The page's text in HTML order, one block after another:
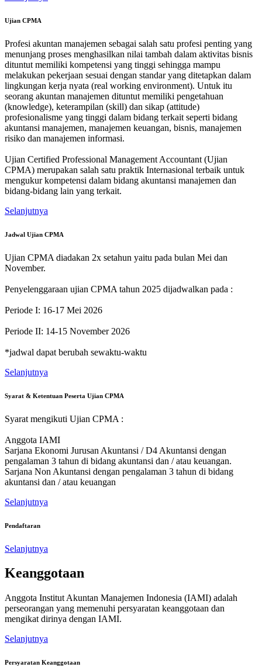
Ujian CPMA
Profesi akuntan manajemen sebagai salah satu profesi penting yang
menunjang proses menghasilkan nilai tambah dalam aktivitas bisnis
dituntut memiliki kompetensi yang tinggi sehingga mampu
melakukan pekerjaan sesuai dengan standar yang ditetapkan dalam
lingkungan kerja nyata (real working environment). Untuk itu
seorang akuntan manajemen dituntut memiliki pengetahuan
(knowledge), keterampilan (skill) dan sikap (attitude)
profesionalisme yang tinggi dalam bidang terkait seperti bidang
akuntansi manajemen, manajemen keuangan, bisnis, manajemen
risiko dan manajemen informasi.
Ujian Certified Professional Management Accountant (Ujian
CPMA) merupakan salah satu praktik Internasional terbaik untuk
mengukur kompetensi dalam bidang akuntansi manajemen dan
bidang-bidang lain yang terkait.
Selanjutnya
Jadwal Ujian CPMA
Ujian CPMA diadakan 2x setahun yaitu pada bulan Mei dan
November.
Penyelenggaraan ujian CPMA tahun 2025 dijadwalkan pada :
Periode I: 16-17 Mei 2026
Periode II: 14-15 November 2026
*jadwal dapat berubah sewaktu-waktu
Selanjutnya
Syarat & Ketentuan Peserta Ujian CPMA
Syarat mengikuti Ujian CPMA :
Anggota IAMI
Sarjana Ekonomi Jurusan Akuntansi / D4 Akuntansi dengan
pengalaman 3 tahun di bidang akuntansi dan / atau keuangan.
Sarjana Non Akuntansi dengan pengalaman 3 tahun di bidang
akuntansi dan / atau keuangan
Selanjutnya
Pendaftaran
Selanjutnya
Keanggotaan
Anggota Institut Akuntan Manajemen Indonesia (IAMI) adalah
perseorangan yang memenuhi persyaratan keanggotaan dan
mengikat dirinya dengan IAMI.
Selanjutnya
Persyaratan Keanggotaan